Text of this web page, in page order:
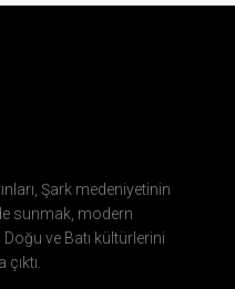
Şark medeniyetinin
sunmak, modern
ve Batı kültürlerini